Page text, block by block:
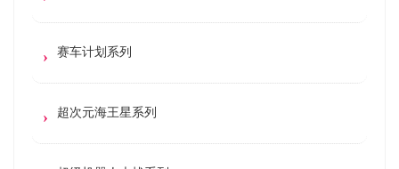
赛车计划系列
超次元海王星系列